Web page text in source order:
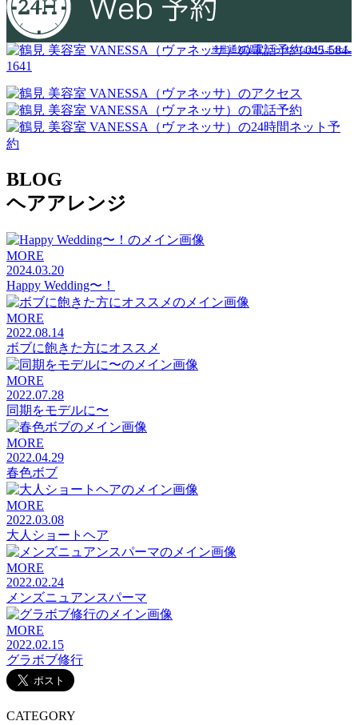
045-584-
1641
※非通知設定からはつながりません
BLOG
ヘアアレンジ
MORE
2024.03.20
Happy Wedding〜！
MORE
2022.08.14
ボブに飽きた方にオススメ
MORE
2022.07.28
同期をモデルに〜
MORE
2022.04.29
春色ボブ
MORE
2022.03.08
大人ショートヘア
MORE
2022.02.24
メンズニュアンスパーマ
MORE
2022.02.15
グラボブ修行
CATEGORY